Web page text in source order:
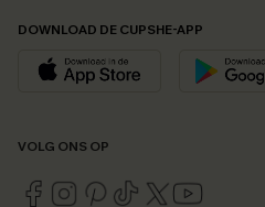
DOWNLOAD DE CUPSHE-APP
VOLG ONS OP